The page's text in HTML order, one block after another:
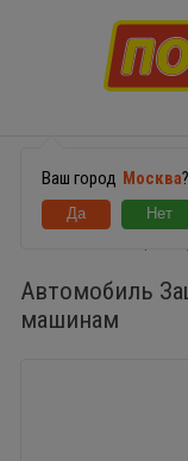
Ваш город Москва?
Автомобиль
Автомобиль
машинам